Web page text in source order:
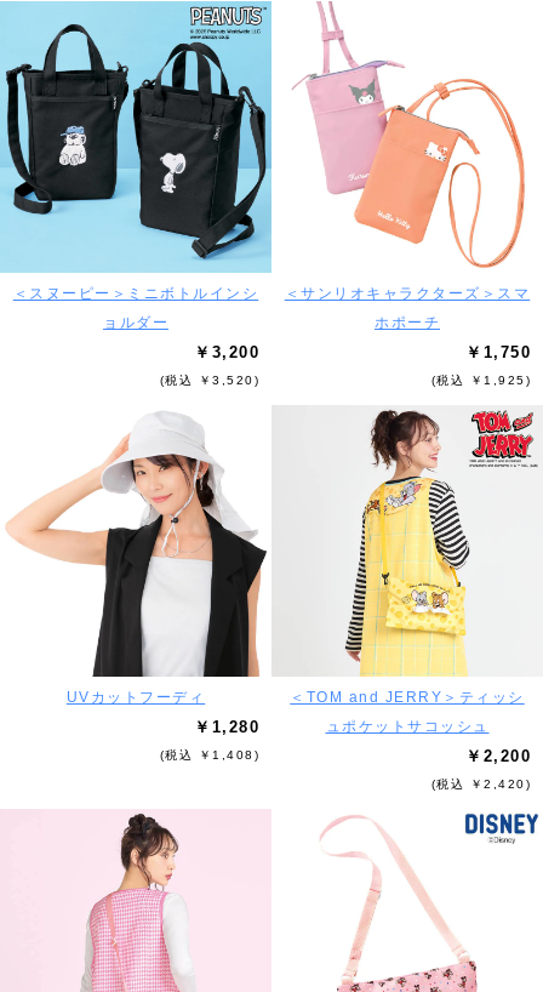
＜スヌーピー＞ミニボトルインシ
ョルダー
￥3,200
(税込 ￥3,520)
＜サンリオキャラクターズ＞スマ
ホポーチ
￥1,750
(税込 ￥1,925)
UVカットフーディ
￥1,280
(税込 ￥1,408)
＜TOM and JERRY＞ティッシ
ュポケットサコッシュ
￥2,200
(税込 ￥2,420)